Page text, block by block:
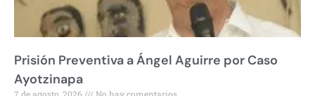
Prisión Preventiva a Ángel Aguirre por Caso
Ayotzinapa